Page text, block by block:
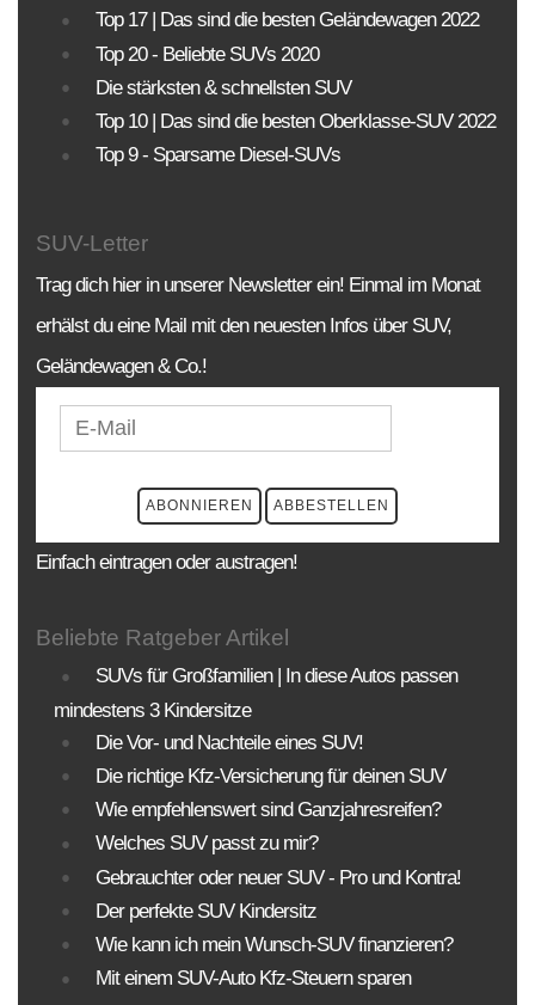
Top 17 | Das sind die besten Geländewagen 2022
Top 20 - Beliebte SUVs 2020
Die stärksten & schnellsten SUV
Top 10 | Das sind die besten Oberklasse-SUV 2022
Top 9 - Sparsame Diesel-SUVs
SUV-Letter
Trag dich hier in unserer Newsletter ein! Einmal im Monat
erhälst du eine Mail mit den neuesten Infos über SUV,
Geländewagen & Co.!
Einfach eintragen oder austragen!
Beliebte Ratgeber Artikel
SUVs für Großfamilien | In diese Autos passen
mindestens 3 Kindersitze
Die Vor- und Nachteile eines SUV!
Die richtige Kfz-Versicherung für deinen SUV
Wie empfehlenswert sind Ganzjahresreifen?
Welches SUV passt zu mir?
Gebrauchter oder neuer SUV - Pro und Kontra!
Der perfekte SUV Kindersitz
Wie kann ich mein Wunsch-SUV finanzieren?
Mit einem SUV-Auto Kfz-Steuern sparen